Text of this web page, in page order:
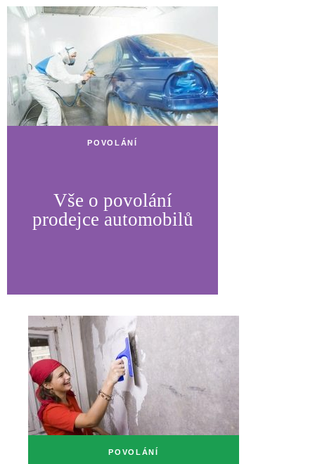
POVOLÁNÍ
Vše o povolání
prodejce automobilů
POVOLÁNÍ